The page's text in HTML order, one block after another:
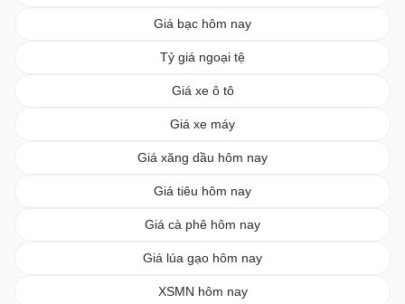
Giá bạc hôm nay
Tỷ giá ngoại tệ
Giá xe ô tô
Giá xe máy
Giá xăng dầu hôm nay
Giá tiêu hôm nay
Giá cà phê hôm nay
Giá lúa gạo hôm nay
XSMN hôm nay